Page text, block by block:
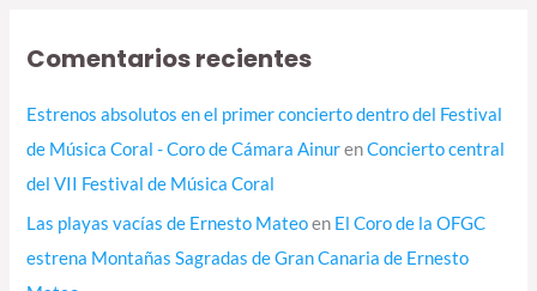
Comentarios recientes
Estrenos absolutos en el primer concierto dentro del Festival
de Música Coral - Coro de Cámara AinurenConcierto central
del VII Festival de Música Coral
Las playas vacías de Ernesto Mateoen El Coro de la OFGC
estrena Montañas Sagradas de Gran Canaria de Ernesto